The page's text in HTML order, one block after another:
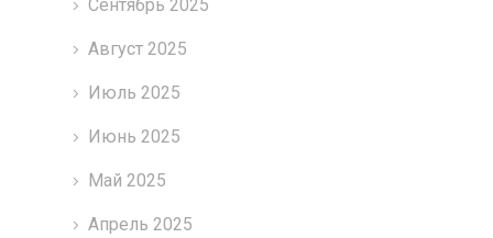
Сентябрь 2025
Август 2025
Июль 2025
Июнь 2025
Май 2025
Апрель 2025